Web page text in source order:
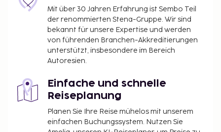
Lage
Les Ménuires, beim Bettaix-Lift.
So wohnen Sie
Geräumige Wohnungen. KOMFORTPAKET -
bezogene Betten, Handtücher und Endreinigung (die
Reinigung der Pantryküche erfolgt durch den Gast)
enthält. Wenden Sie sich gerne telefonisch an uns
vor der Buchung. Heizung, TV (€ 41/Woche), Telefon,
Mit über 30 Jahren Erfahrung ist Sembo Teil
der renommierten Stena-Gruppe. Wir sind
bekannt für unsere Expertise und werden
von führenden Branchen-Akkreditierungen
unterstützt, insbesondere im Bereich
Autoresien.
Einfache und schnelle
Reiseplanung
Planen Sie Ihre Reise mühelos mit unserem
einfachen Buchungssystem. Nutzen Sie